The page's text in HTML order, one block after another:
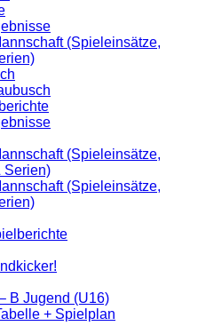
(Spieleinsätze,
(Spieleinsätze,
Serien)
(Spieleinsätze,
B Jugend (U16)
+ Spielplan